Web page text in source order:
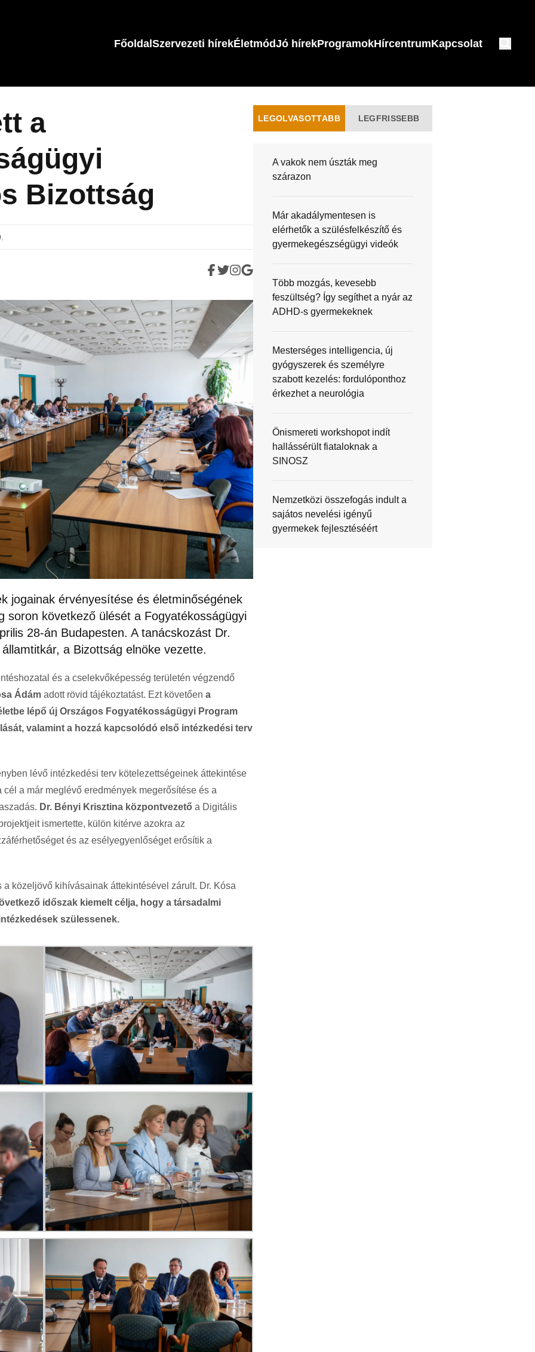
FőoldalSzervezeti hírekÉletmódJó hírekProgramokHírcentrumKapcsolat
a
Bizottság
jogainak érvényesítése és életminőségének
soron következő ülését a Fogyatékosságügyi
28-án Budapesten. A tanácskozást Dr.
a Bizottság elnöke vezette.
és a cselekvőképesség területén végzendő
Ádám adott rövid tájékoztatást. Ezt követően a
lépő új Országos Fogyatékosságügyi Program
valamint a hozzá kapcsolódó első intézkedési terv
lévő intézkedési terv kötelezettségeinek áttekintése
a már meglévő eredmények megerősítése és a
Dr. Bényi Krisztina központvezető a Digitális
ismertette, külön kitérve azokra az
és az esélyegyenlőséget erősítik a
közeljövő kihívásainak áttekintésével zárult. Dr. Kósa
időszak kiemelt célja, hogy a társadalmi
szülessenek.
LEGOLVASOTTABB LEGFRISSEBB
A vakok nem úszták meg
szárazon
Már akadálymentesen is
elérhetők a szülésfelkészítő és
gyermekegészségügyi videók
Több mozgás, kevesebb
feszültség? Így segíthet a nyár az
ADHD-s gyermekeknek
Mesterséges intelligencia, új
gyógyszerek és személyre
szabott kezelés: fordulóponthoz
érkezhet a neurológia
Önismereti workshopot indít
hallássérült fiataloknak a
SINOSZ
Nemzetközi összefogás indult a
sajátos nevelési igényű
gyermekek fejlesztéséért